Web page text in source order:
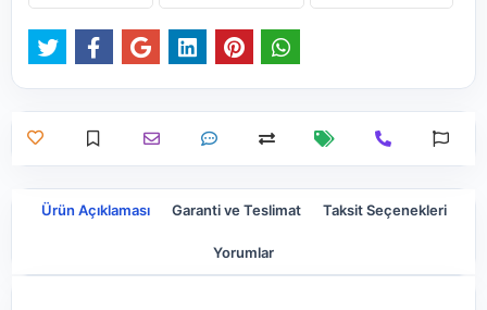
Ürün Açıklaması Garanti ve Teslimat Taksit Seçenekleri
Yorumlar